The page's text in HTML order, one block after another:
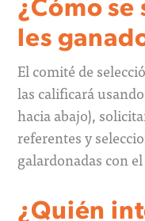
les
El comité de
las calificará
hacia abajo),
referentes y
galardonadas con
¿Quién